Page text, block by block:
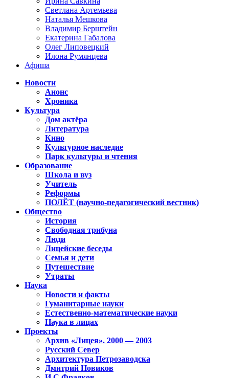
Светлана Артемьева
Наталья Мешкова
Владимир Берштейн
Екатерина Габалова
Олег Липовецкий
Илона Румянцева
Афиша
Новости
Анонс
Хроника
Культура
Дом актёра
Литература
Кино
Культурное наследие
Парк культуры и чтения
Образование
Школа и вуз
Учитель
Реформы
ПОЛЁТ (научно-педагогический вестник)
Общество
История
Свободная трибуна
Люди
Лицейские беседы
Семья и дети
Путешествие
Утраты
Наука
Новости и факты
Гуманитарные науки
Естественно-математические науки
Наука в лицах
Проекты
Архив «Лицея». 2000 — 2003
Русский Север
Архитектура Петрозаводска
Дмитрий Новиков